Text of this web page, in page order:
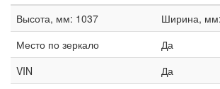
Высота, мм: 1037
Ширина,
Место по зеркало
Да
VIN
Да